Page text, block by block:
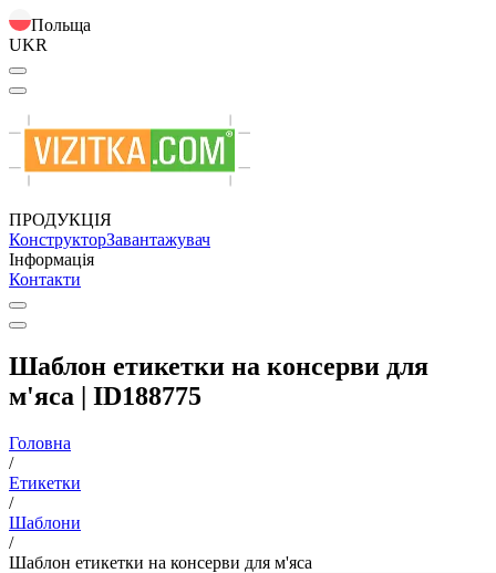
Польща
UKR
ПРОДУКЦІЯ
КонструкторЗавантажувач
Інформація
Контакти
Шаблон етикетки на консерви для
м'яса | ID188775
Головна
/
Етикетки
/
Шаблони
/
Шаблон етикетки на консерви для м'яса